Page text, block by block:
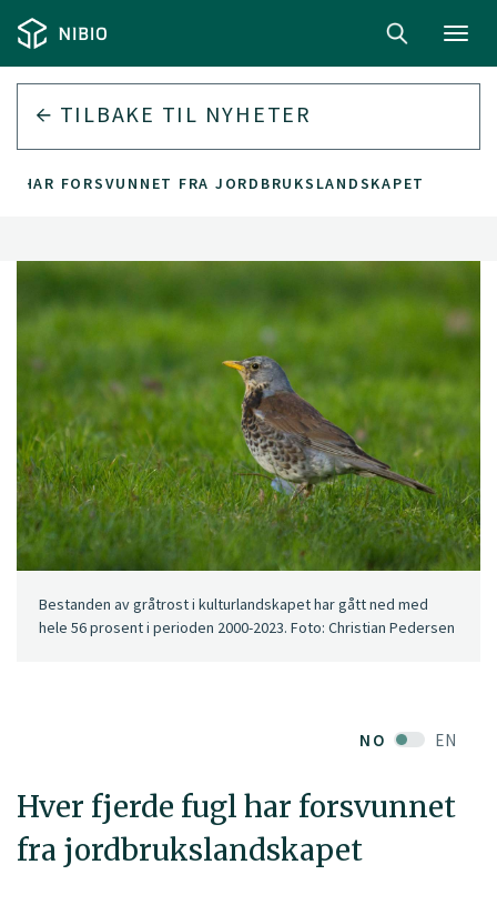
TILBAKE TIL NYHETER
HAR FORSVUNNET FRA JORDBRUKSLANDSKAPET
NO EN
Hver fjerde fugl har forsvunnet
fra jordbrukslandskapet
Bestanden av gråtrost i kulturlandskapet har gått ned med
hele 56 prosent i perioden 2000-2023. Foto: Christian Pedersen